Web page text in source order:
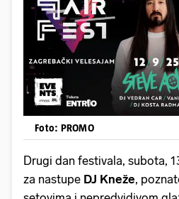
Foto: PROMO
Drugi dan festivala, subota,
za nastupe DJ Kneže,